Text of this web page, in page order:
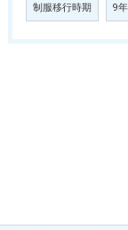
制服移行時期 9